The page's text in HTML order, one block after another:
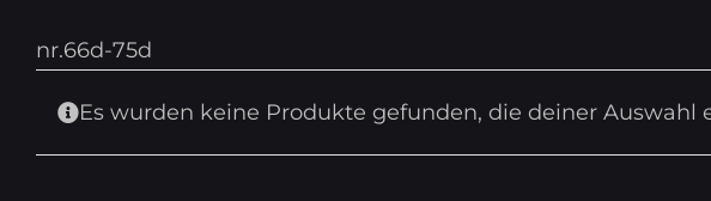
nr.66d-75d
Es wurden keine Produkte gefunden, die deiner Auswahl